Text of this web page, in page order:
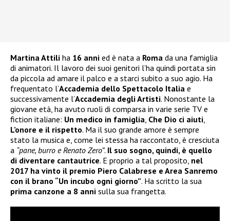
Martina Attili ha 16 anni ed è nata a Roma da una famiglia
di animatori. Il lavoro dei suoi genitori l’ha quindi portata sin
da piccola ad amare il palco e a starci subito a suo agio. Ha
frequentato l’Accademia dello Spettacolo Italia e
successivamente l’Accademia degli Artisti. Nonostante la
giovane età, ha avuto ruoli di comparsa in varie serie TV e
fiction italiane: Un medico in famiglia Che Dio ci aiuti
L’onore e il rispetto. Ma il suo grande amore è sempre
stato la musica e, come lei stessa ha raccontato, è cresciuta
a “pane, burro e Renato Zero”. Il suo sogno, quindi, è quello
di diventare cantautrice. E proprio a tal proposito, nel
2017 ha vinto il premio Piero Calabrese e Area Sanremo
con il brano “Un incubo ogni giorno”. Ha scritto la sua
prima canzone a 8 anni sulla sua frangetta.